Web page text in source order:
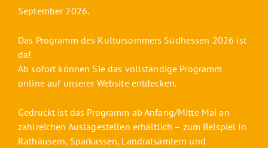
September 2026.
Das Programm des Kultursommers Südhessen 2026 ist
da!
Ab sofort können Sie das vollständige Programm
online auf unserer Website entdecken.
Gedruckt ist das Programm ab Anfang/Mitte Mai an
zahlreichen Auslagestellen erhältlich – zum Beispiel in
Rathäusern, Sparkassen, Landratsämtern und